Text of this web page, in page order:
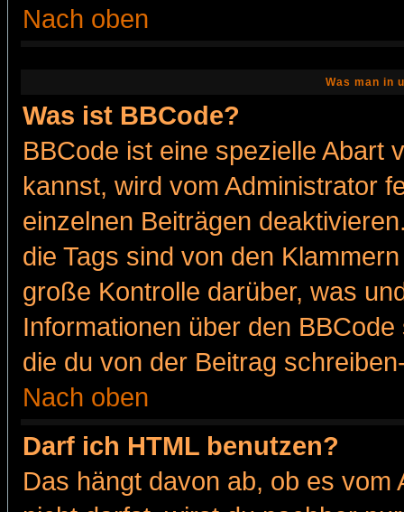
Nach oben
Was man in
Was ist BBCode?
BBCode ist eine spezielle Abart
kannst, wird vom Administrator
einzelnen Beiträgen
die Tags sind von den
große Kontrolle darüber, was
Informationen über den
die du von der Beitrag
Nach oben
Darf ich HTML benutzen?
Das hängt davon ab, ob es